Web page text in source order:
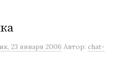
23 января 2006 Автор: chat-